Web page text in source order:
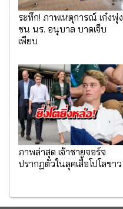
ระทึก! ภาพเหตุการณ์ เก๋งพุ่ง
ชน นร. อนุบาล บาดเจ็บ
เพียบ
ภาพล่าสุด เจ้าชายจอร์จ
ปรากฏตัวในลุคเสื้อโปโลขาว